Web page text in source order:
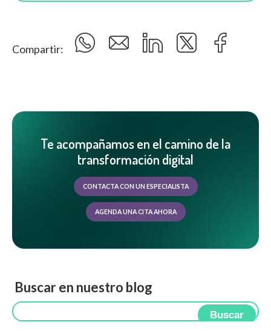
Compartir:
Te acompañamos en el camino de la
transformación digital
CONTACTA CON UN ESPECIALISTA
AGENDA UNA CITA AHORA
Buscar en nuestro blog
Buscar